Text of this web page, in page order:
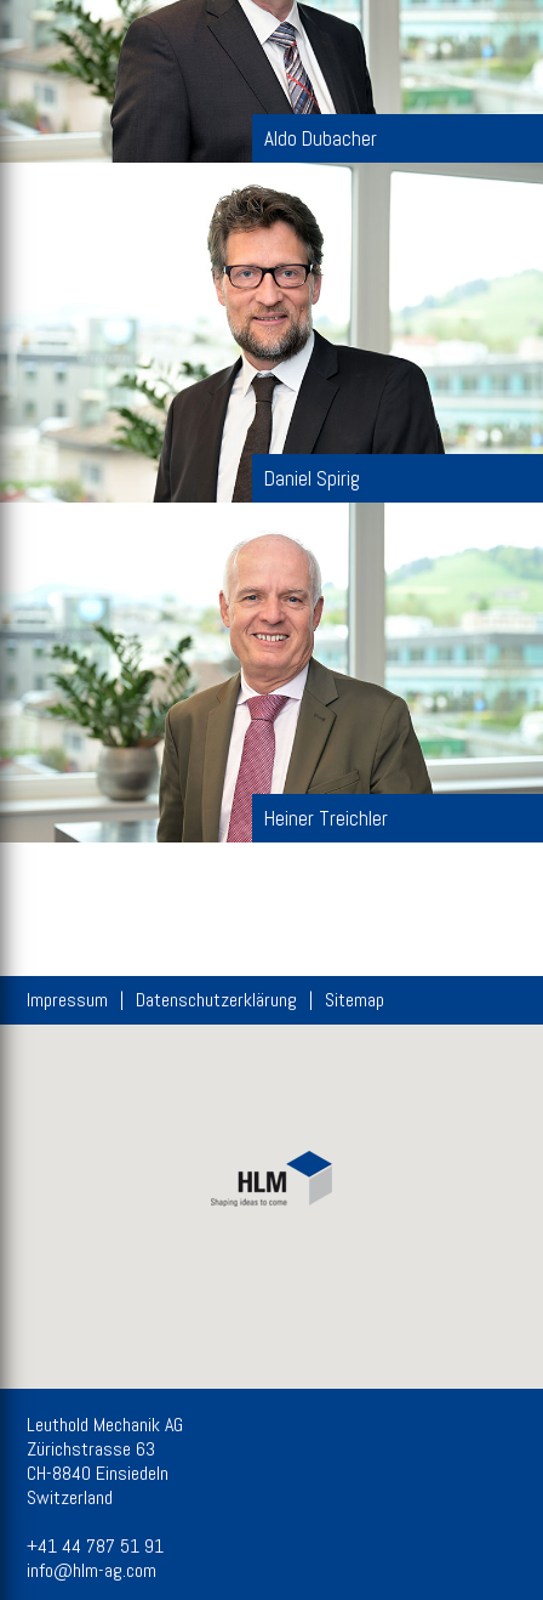
Aldo Dubacher
Daniel Spirig
Heiner Treichler
Impressum Datenschutzerklärung Sitemap
Leuthold Mechanik AG
Zürichstrasse 63
CH-8840 Einsiedeln
Switzerland
+41 44 787 51 91
info@hlm-ag.com